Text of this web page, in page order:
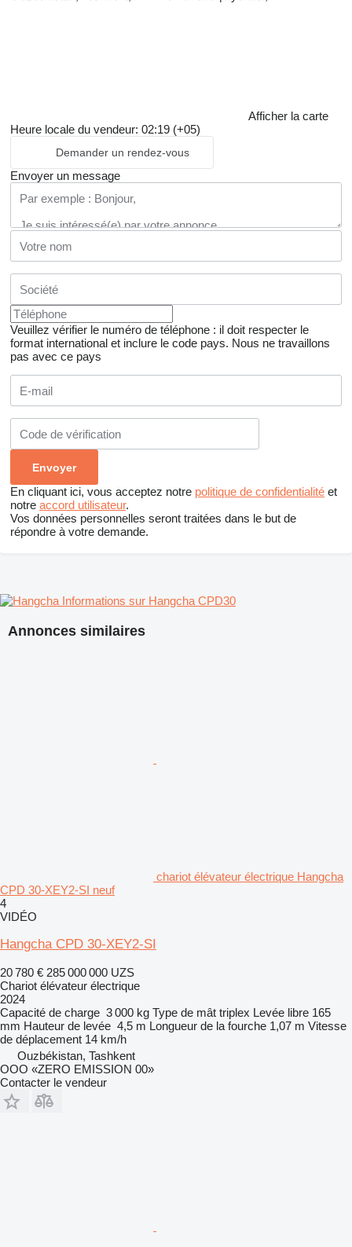
Afficher la carte
Heure locale du vendeur: 02:19 (+05)
Demander un rendez-vous
Envoyer un message
Veuillez vérifier le numéro de téléphone : il doit respecter le
format international et inclure le code pays. Nous ne travaillons
pas avec ce pays
En cliquant ici, vous acceptez notre politique de confidentialité et
notre accord utilisateur.
Vos données personnelles seront traitées dans le but de
répondre à votre demande.
Annonces similaires
chariot élévateur électrique Hangcha
CPD 30-XEY2-SI neuf
4
VIDÉO
Hangcha CPD 30-XEY2-SI
20 780 € 285 000 000 UZS
Chariot élévateur électrique
2024
Capacité de charge 3 000 kg Type de mât triplex Levée libre 165
mm Hauteur de levée 4,5 m Longueur de la fourche 1,07 m Vitesse
de déplacement 14 km/h
Ouzbékistan, Tashkent
OOO «ZERO EMISSION 00»
Contacter le vendeur
Informations sur Hangcha CPD30